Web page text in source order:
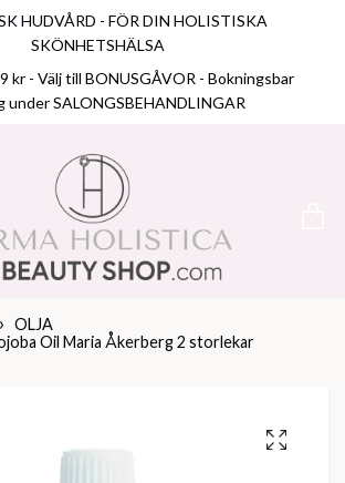
HUDVÅRD - FÖR DIN HOLISTISKA
SKÖNHETSHÄLSA
kr - Välj till BONUSGÅVOR - Bokningsbar
under SALONGSBEHANDLINGAR
OLJA
Oil Maria Åkerberg 2 storlekar